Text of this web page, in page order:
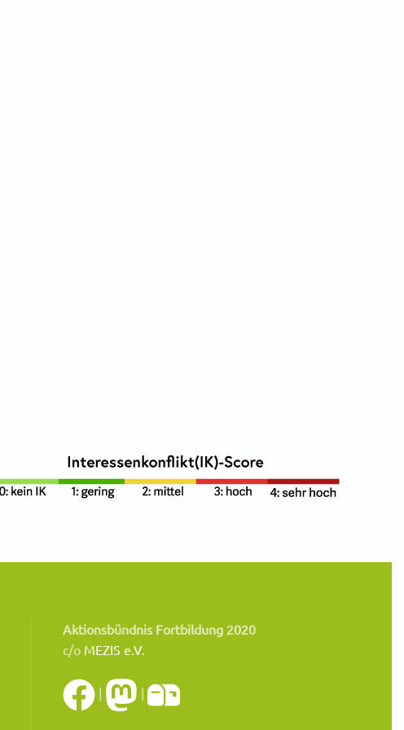
Aktionsbündnis Fortbildung 2020
c/o MEZIS e.V.
| |